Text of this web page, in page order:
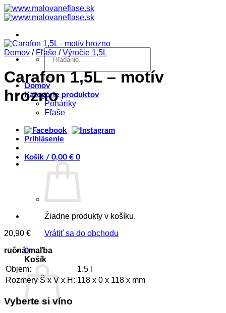
Skip
to
Hľadať:
Domov
Kategórie produktov
Poháriky
Fľaše
Prihlásenie
Košík / 0,00 € 0
Žiadne produkty v košíku.
Vrátiť sa do obchodu
0
Košík
Domov / Fľaše / Výročie 1,5L
Carafon 1,5L – motív
hrozno
20,90 €
ručná maľba
Objem:
1.5 l
Rozmery Š x V x H: 118 x 0 x 118 x mm
Vyberte si víno